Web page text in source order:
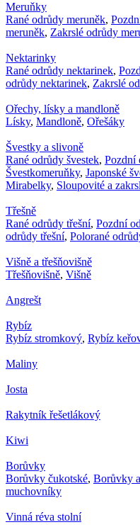
Meruňky
Rané odrůdy meruněk,
meruněk, Zakrslé odrůdy
Nektarinky
Rané odrůdy nektarinek,
odrůdy nektarinek, Zakrslé
Ořechy, lísky a mandloně
Lísky, Mandloně, Ořešáky
Švestky a slivoně
Rané odrůdy švestek, Pozdní
Švestkomeruňky, Japonské
Mirabelky, Sloupovité a
Třešně
Rané odrůdy třešní, Pozdní
odrůdy třešní, Polorané
Višně a třešňovišně
Třešňovišně, Višně
Angrešt
Rybíz
Rybíz stromkový, Rybíz
Maliny
Josta
Rakytník řešetlákový
Kiwi
Borůvky
Borůvky čukotské, Borůvky
muchovníky
Vinná réva stolní